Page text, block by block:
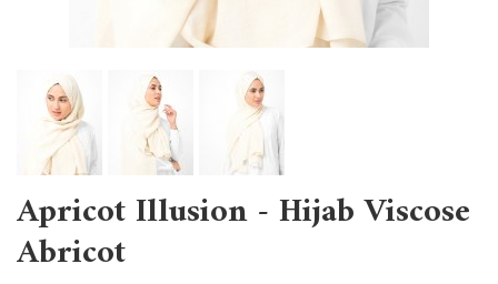
Apricot Illusion - Hijab Viscose
Abricot